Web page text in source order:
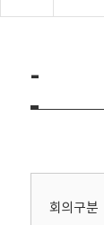
보
위
회
-
회의구분